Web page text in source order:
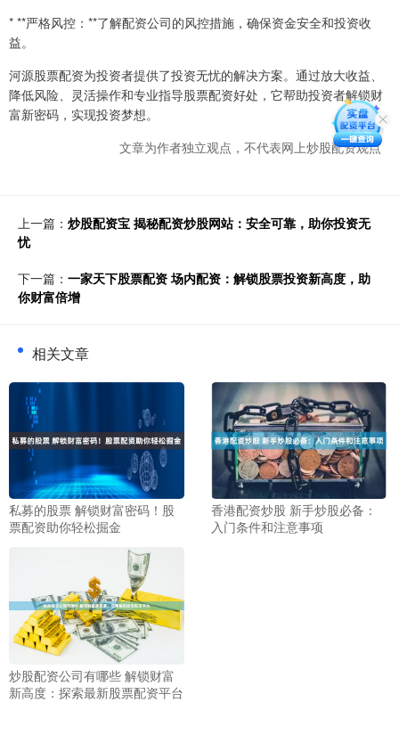
* **严格风控：**了解配资公司的风控措施，确保资金安全和投资收
益。
河源股票配资为投资者提供了投资无忧的解决方案。通过放大收益、
降低风险、灵活操作和专业指导股票配资好处，它帮助投资者解锁财
富新密码，实现投资梦想。
文章为作者独立观点，不代表网上炒股配资观点
上一篇： 炒股配资宝 揭秘配资炒股网站：安全可靠，助你投资无
忧
下一篇： 一家天下股票配资 场内配资：解锁股票投资新高度，助
你财富倍增
相关文章
私募的股票 解锁财富密码！股
票配资助你轻松掘金
香港配资炒股 新手炒股必备：
入门条件和注意事项
炒股配资公司有哪些 解锁财富
新高度：探索最新股票配资平台